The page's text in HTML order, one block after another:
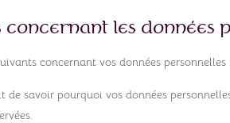
concernant les données
concernant vos données personnelles :
de savoir pourquoi vos données